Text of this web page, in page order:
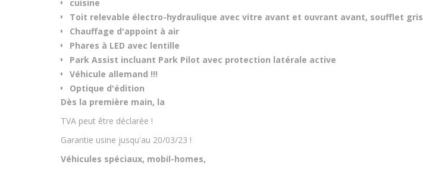
cuisine
Toit relevable électro-hydraulique avec vitre avant et ouvrant avant, soufflet gris
Chauffage d'appoint à air
Phares à LED avec lentille
Park Assist incluant Park Pilot avec protection latérale active
Véhicule allemand !!!
Optique d'édition
Dès la première main, la
TVA peut être déclarée !
Garantie usine jusqu'au 20/03/23 !
Véhicules spéciaux, mobil-homes,